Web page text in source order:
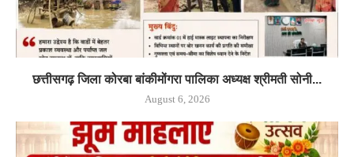
छत्तीसगढ़ जिला कोरबा बांकीमोंगरा पालिका अध्यक्ष श्रीमती सोनी...
August 6, 2026